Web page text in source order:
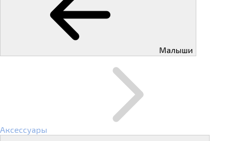
Малыши
Аксессуары